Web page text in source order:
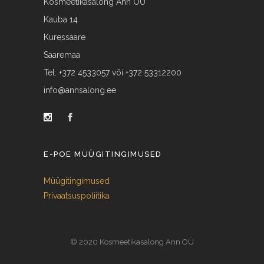
Kauba 14
Kuressaare
Saaremaa
Tel. +372 4533057 või +372 53312200
info@annsalong.ee
E-POE MÜÜGITINGIMUSED
Müügitingimused
Privaatsuspoliitika
© 2020 Kosmeetikasalong Ann OÜ